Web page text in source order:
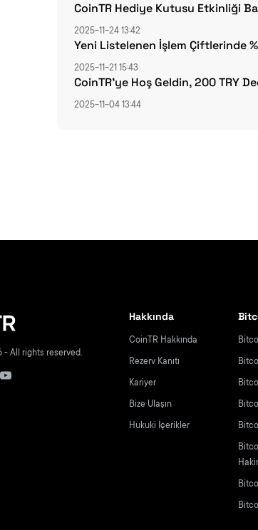
CoinTR Hediye Kutusu Etkinliği
2025-11-24 13:42
Yeni Listelenen İşlem Çiftlerinde
2025-11-21 15:43
CoinTR’ye Hoş Geldin, 200 TRY
2025-11-04 13:44
- All rights reserved.
Hakkında
CoinTR Hakkında
Rezerv Kanıtı
Kariyer
Bize Ulaşın
Hukuki İçerikler